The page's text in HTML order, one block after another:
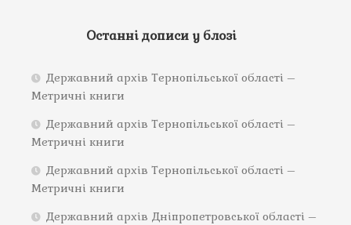
Останні дописи у блозі
Державний архів Тернопільської області –
Метричні книги
Державний архів Тернопільської області –
Метричні книги
Державний архів Тернопільської області –
Метричні книги
Державний архів Дніпропетровської області –